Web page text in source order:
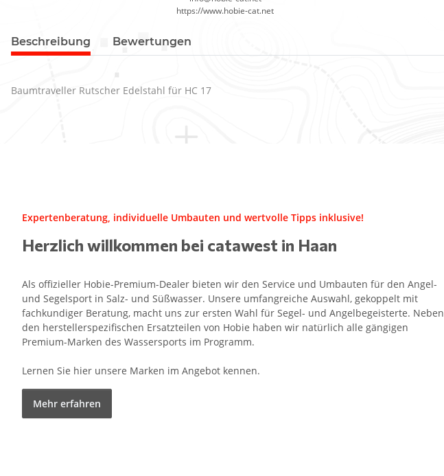
https://www.hobie-cat.net
Beschreibung Bewertungen
Baumtraveller Rutscher Edelstahl für HC 17
Expertenberatung, individuelle Umbauten und wertvolle Tipps inklusive!
Herzlich willkommen bei catawest in Haan
Als offizieller Hobie-Premium-Dealer bieten wir den Service und Umbauten für den Angel-
und Segelsport in Salz- und Süßwasser. Unsere umfangreiche Auswahl, gekoppelt mit
fachkundiger Beratung, macht uns zur ersten Wahl für Segel- und Angelbegeisterte. Neben
den herstellerspezifischen Ersatzteilen von Hobie haben wir natürlich alle gängigen
Premium-Marken des Wassersports im Programm.
Lernen Sie hier unsere Marken im Angebot kennen.
Mehr erfahren